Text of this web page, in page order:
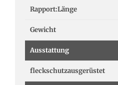
Rapport:Länge
Gewicht
Ausstattung
fleckschutzausgerüstet